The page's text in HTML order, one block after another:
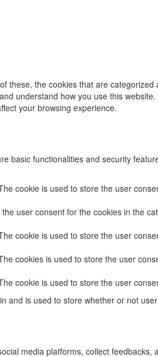
the cookies that are
understand how you use this
your browsing experience.
basic functionalities and security
cookie is used to store the user
user consent for the cookies in the
cookie is used to store the user
cookies is used to store the user
cookie is used to store the user
and is used to store whether or not
media platforms, collect feedbacks,